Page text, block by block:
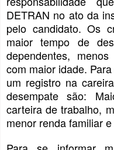
DETRAN no ato da
pelo candidato. Os
maior tempo de
dependentes,
com maior idade.
um registro na
desempate são:
carteira de trabalho,
menor renda familiar